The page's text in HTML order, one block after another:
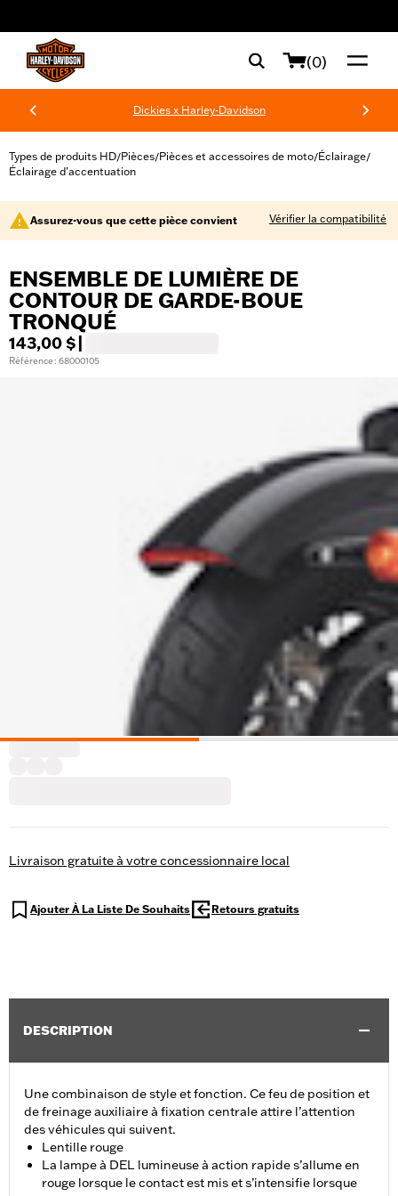
(0)
Dickies x Harley-Davidson
Types de produits HD/Pièces/Pièces et accessoires de moto/Éclairage/
Éclairage d’accentuation
Assurez-vous que cette pièce convient Vérifier la compatibilité
ENSEMBLE DE LUMIÈRE DE
CONTOUR DE GARDE-BOUE
TRONQUÉ
143,00 $
Référence : 68000105
Livraison gratuite à votre concessionnaire local
Ajouter À La Liste De Souhaits Retours gratuits
DESCRIPTION
Une combinaison de style et fonction. Ce feu de position et
de freinage auxiliaire à fixation centrale attire l’attention
des véhicules qui suivent.
Lentille rouge
La lampe à DEL lumineuse à action rapide s’allume en
rouge lorsque le contact est mis et s’intensifie lorsque